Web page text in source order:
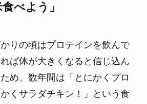
べよう」
りの頃はプロテインを飲んで
ば体が大きくなると信じ込ん
め、数年間は「とにかくプロ
くサラダチキン！」という食